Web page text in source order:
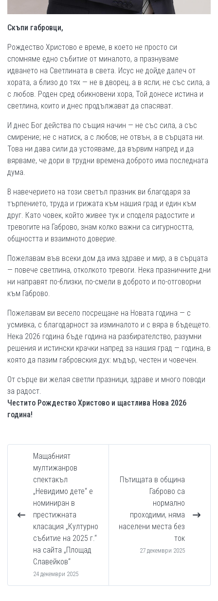
Скъпи габровци,
Рождество Христово е време, в което не просто си
спомняме едно събитие от миналото, а празнуваме
идването на Светлината в света. Исус не дойде далеч от
хората, а близо до тях — не в дворец, а в ясли; не със сила, а
с любов. Роден сред обикновени хора, Той донесе истина и
светлина, които и днес продължават да спасяват.
И днес Бог действа по същия начин — не със сила, а със
смирение; не с натиск, а с любов; не отвън, а в сърцата ни.
Това ни дава сили да устояваме, да вървим напред и да
вярваме, че дори в трудни времена доброто има последната
дума.
В навечерието на този светъл празник ви благодаря за
търпението, труда и грижата към нашия град и един към
друг. Като човек, който живее тук и споделя радостите и
тревогите на Габрово, знам колко важни са сигурността,
общността и взаимното доверие.
Пожелавам във всеки дом да има здраве и мир, а в сърцата
— повече светлина, отколкото тревоги. Нека празничните дни
ни направят по-близки, по-смели в доброто и по-отговорни
към Габрово.
Пожелавам ви весело посрещане на Новата година — с
усмивка, с благодарност за изминалото и с вяра в бъдещето.
Нека 2026 година бъде година на разбирателство, разумни
решения и истински крачки напред за нашия град — година, в
която да пазим габровския дух: мъдър, честен и човечен.
От сърце ви желая светли празници, здраве и много поводи
за радост.
Честито Рождество Христово и щастлива Нова 2026
година!
Мащабният
мултижанров
спектакъл
„Невидимо дете“ е
номиниран в
престижната
класация „Културно
събитие на 2025 г.“
на сайта „Площад
Славейков“
24 декември 2025
Пътищата в община
Габрово са
нормално
проходими, няма
населени места без
ток
27 декември 2025